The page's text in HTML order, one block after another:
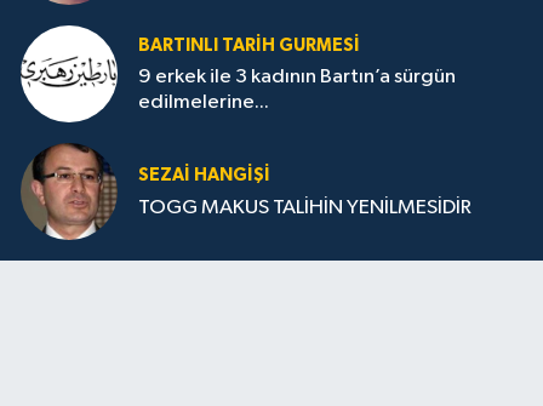
BARTINLI TARIH GURMESI
9 erkek ile 3 kadının Bartın’a sürgün
edilmelerine...
SEZAI HANGİŞİ
TOGG MAKUS TALİHİN YENİLMESİDİR